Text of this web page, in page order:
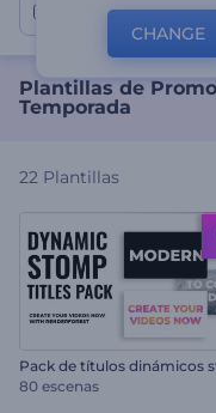
Promociones de
Plantillas de
Temporada
22 Plantillas
Pack de títulos dinámicos
80 escenas
CHANGE